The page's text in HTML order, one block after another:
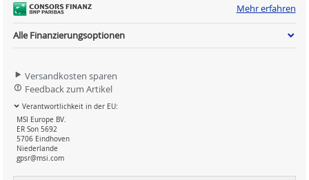
Mehr erfahren
Alle Finanzierungsoptionen
Versandkosten sparen
Feedback zum Artikel
Verantwortlichkeit in der EU:
MSI Europe BV.
ER Son 5692
5706 Eindhoven
Niederlande
gpsr@msi.com